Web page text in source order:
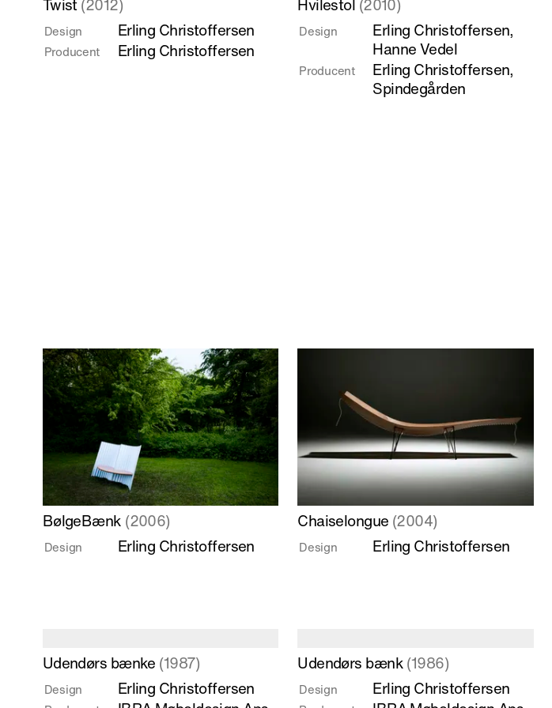
om
Twist
Twist(2012)
Design Erling Christoffersen
Producent Erling Christoffersen
om
Hvilestol (2010)
Design Erling Christoffersen,
Hanne Vedel
Producent Erling Christoffersen,
Spindegården
Læs
mere
om
BølgeBænk (2006)
Design Erling Christoffersen
Læs
om
Chaiselongue (2004)
Design Erling Christoffersen
Læs
om
Udendørs bænke (1987)
Design Erling Christoffersen
Læs
om
Udendørs bænk(1986)
Design Erling Christoffersen